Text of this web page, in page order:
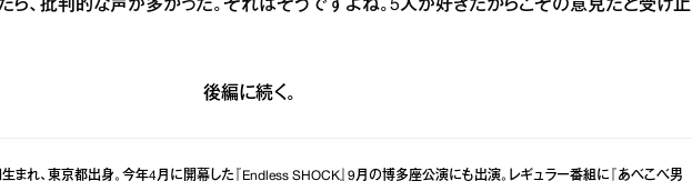
ら、批判的な声が多かった。それはそうですよね。5人が好きだからこその意見だと受け止
後編に続く。
れ、東京都出身。今年4月に開幕した『Endless SHOCK』9月の博多座公演にも出演。レギュラー番組に『あべこべ男